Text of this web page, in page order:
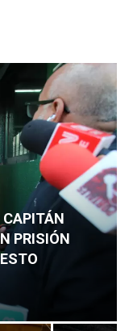
CAPITÁN
PRISIÓN